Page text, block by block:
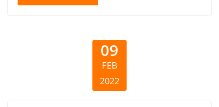
09
FEB
2022